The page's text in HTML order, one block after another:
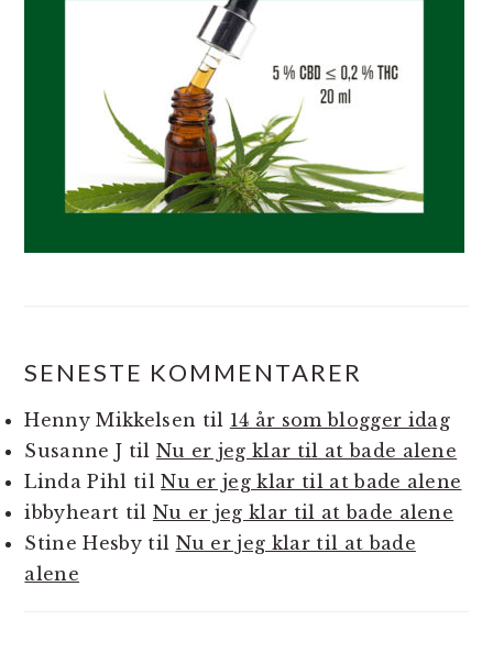
SENESTE KOMMENTARER
Henny Mikkelsen til 14 år som blogger idag
Susanne J til Nu er jeg klar til at bade alene
Linda Pihl tilNu er jeg klar til at bade alene
ibbyheart til Nu er jeg klar til at bade alene
Stine Hesbytil Nu er jeg klar til at bade
alene